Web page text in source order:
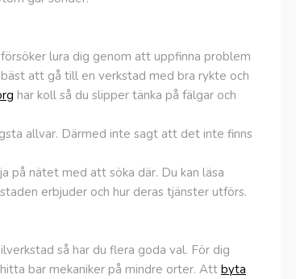
lura dig genom att uppfinna problem
att gå till en verkstad med bra rykte och
har koll så du slipper tänka på fälgar och
allvar. Därmed inte sagt att det inte finns
på nätet med att söka där. Du kan läsa
erbjuder och hur deras tjänster utförs.
så har du flera goda val. För dig
bar mekaniker på mindre orter. Attbyta